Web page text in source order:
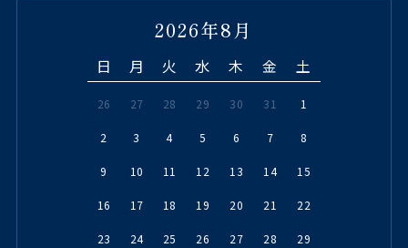
2026年8月
日 月 火 水 木 金 土
26 27 28 29 30 31 1
2 3 4 5 6 7 8
9 10 11 12 13 14 15
16 17 18 19 20 21 22
23 24 25 26 27 28 29